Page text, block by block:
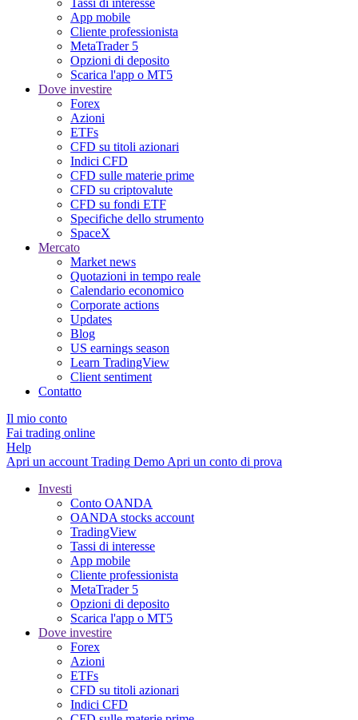
App mobile
Cliente professionista
MetaTrader 5
Opzioni di deposito
Scarica l'app o MT5
Dove investire
Forex
Azioni
ETFs
CFD su titoli azionari
Indici CFD
CFD sulle materie prime
CFD su criptovalute
CFD su fondi ETF
Specifiche dello strumento
SpaceX
Mercato
Market news
Quotazioni in tempo reale
Calendario economico
Corporate actions
Updates
Blog
US earnings season
Learn TradingView
Client sentiment
Contatto
Il mio conto
Fai trading online
Help
Apri un account Trading Demo Apri un conto di prova
Investi
Conto OANDA
OANDA stocks account
TradingView
Tassi di interesse
App mobile
Cliente professionista
MetaTrader 5
Opzioni di deposito
Scarica l'app o MT5
Dove investire
Forex
Azioni
ETFs
CFD su titoli azionari
Indici CFD